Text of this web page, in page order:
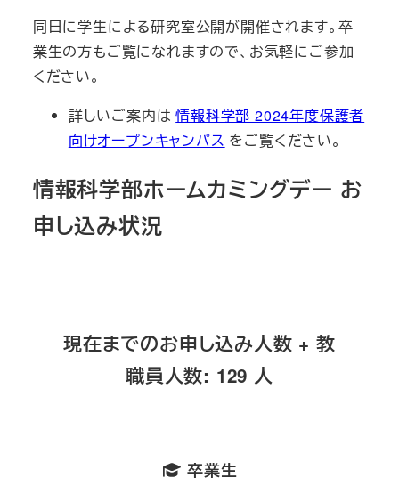
同日に学生による研究室公開が開催されます。卒
業生の方もご覧になれますので、お気軽にご参加
ください。
詳しいご案内は情報科学部 2024年度保護者
向けオープンキャンパス をご覧ください。
情報科学部ホームカミングデー お
申し込み状況
現在までのお申し込み人数 + 教
職員人数: 129 人
卒業生